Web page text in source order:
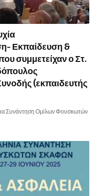
Εκπαίδευση &
συμμετείχαν ο Στ.
(εκπαιδευτής
Συνάντηση Ομίλων Φουσκωτών